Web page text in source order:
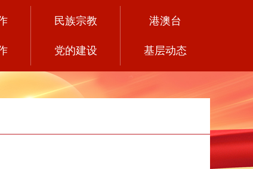
民族宗教
党的建设
港澳台
基层动态